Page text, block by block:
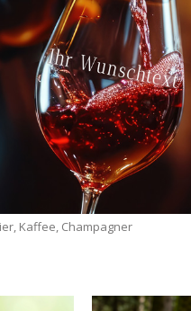
Kaffee, Champagner